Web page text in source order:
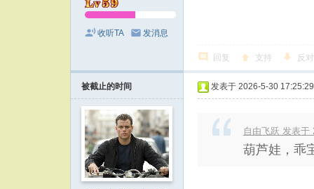
收听TA 发消息
回复 支持 反对
被截止的时间 发表于 2026-5-30 17:25:29
自由飞跃 发表于
葫芦娃，乖